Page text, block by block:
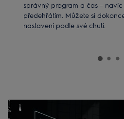
správný program a čas – navíc
předehřátím. Můžete si
nastavení podle své chuti.